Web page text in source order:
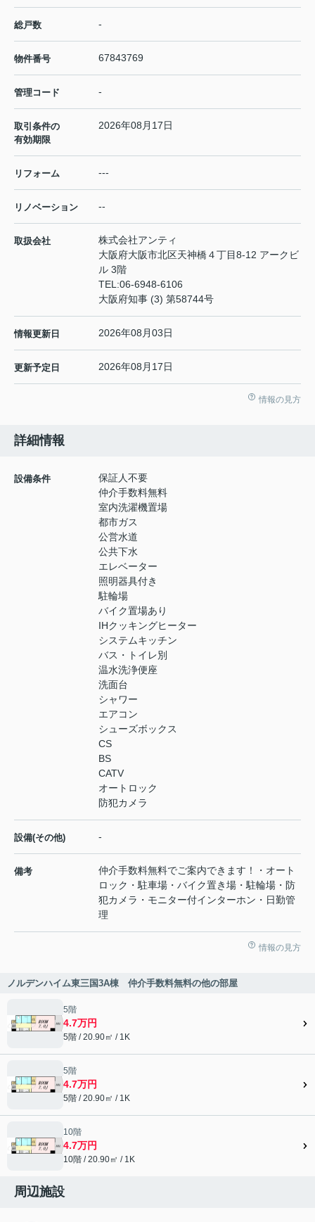
総戸数 -
物件番号 67843769
管理コード -
取引条件の
有効期限
2026年08月17日
リフォーム ---
リノベーション --
取扱会社
株式会社アンティ
大阪府大阪市北区天神橋４丁目8-12 アークビ
ル 3階
TEL:06-6948-6106
大阪府知事 (3) 第58744号
情報更新日 2026年08月03日
更新予定日 2026年08月17日
情報の見方
詳細情報
設備条件
保証人不要
仲介手数料無料
室内洗濯機置場
都市ガス
公営水道
公共下水
エレベーター
照明器具付き
駐輪場
バイク置場あり
IHクッキングヒーター
システムキッチン
バス・トイレ別
温水洗浄便座
洗面台
シャワー
エアコン
シューズボックス
CS
BS
CATV
オートロック
防犯カメラ
設備(その他) -
備考
仲介手数料無料でご案内できます！・オート
ロック・駐車場・バイク置き場・駐輪場・防
犯カメラ・モニター付インターホン・日勤管
理
情報の見方
ノルデンハイム東三国3A棟 仲介手数料無料の他の部屋
5階
4.7万円
5階 / 20.90㎡ / 1K
5階
4.7万円
5階 / 20.90㎡ / 1K
10階
4.7万円
10階 / 20.90㎡ / 1K
周辺施設